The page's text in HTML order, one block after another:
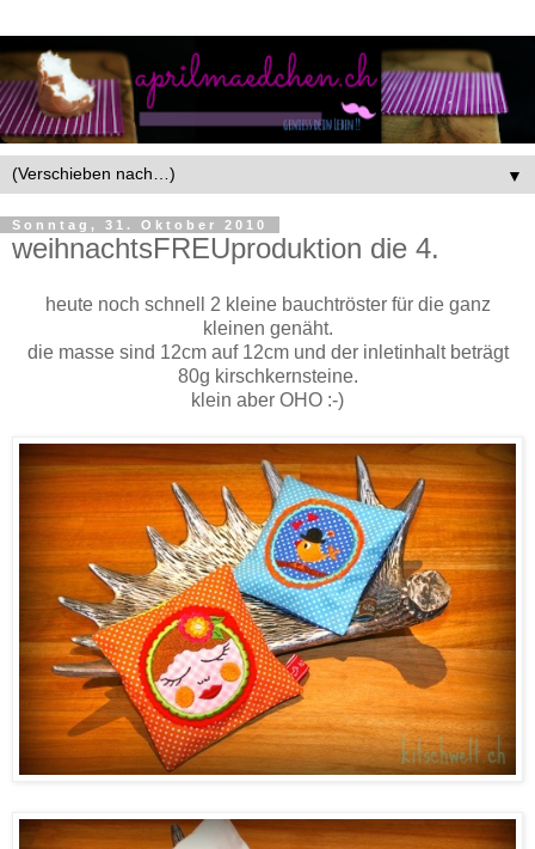
▼
Sonntag, 31. Oktober 2010
weihnachtsFREUproduktion die 4.
heute noch schnell 2 kleine bauchtröster für die ganz
kleinen genäht.
die masse sind 12cm auf 12cm und der inletinhalt beträgt
80g kirschkernsteine.
klein aber OHO :-)